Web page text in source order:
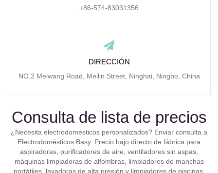
+86-574-83031356
DIRECCIÓN
NO.2 Meiwang Road, Meilin Street, Ninghai, Ningbo, China
Consulta de lista de precios
¿Necesita electrodomésticos personalizados? Enviar consulta a
Electrodomésticos Basy. Precio bajo directo de fábrica para
aspiradoras, purificadores de aire, ventiladores sin aspas,
máquinas limpiadoras de alfombras, limpiadores de manchas
portátiles, lavadoras de alta presión y limpiadores de piscinas.